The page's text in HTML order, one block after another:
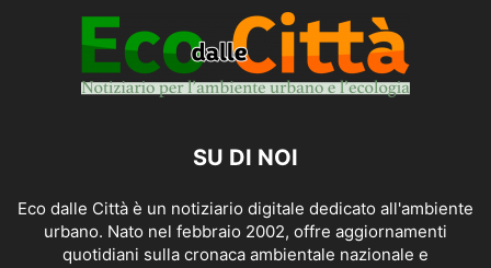
SU DI NOI
Eco dalle Città è un notiziario digitale dedicato all'ambiente
urbano. Nato nel febbraio 2002, offre aggiornamenti
quotidiani sulla cronaca ambientale nazionale e